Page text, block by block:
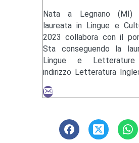
Nata a Legnano
laureata in Lingue e
2023 collabora con il
Sta conseguendo la
Lingue e
indirizzo Letteratura